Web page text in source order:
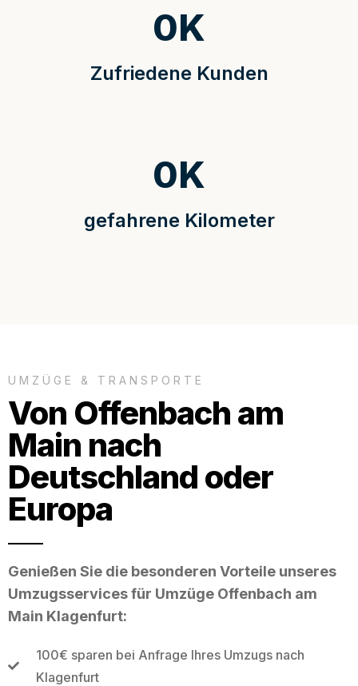
Zufriedene Kunden
0K
gefahrene Kilometer
0K
UMZÜGE & TRANSPORTE
Von Offenbach am
Main nach
Deutschland oder
Europa
Genießen Sie die besonderen Vorteile unseres
Umzugsservices für Umzüge Offenbach am
Main Klagenfurt:
100€ sparen bei Anfrage Ihres Umzugs nach
Klagenfurt